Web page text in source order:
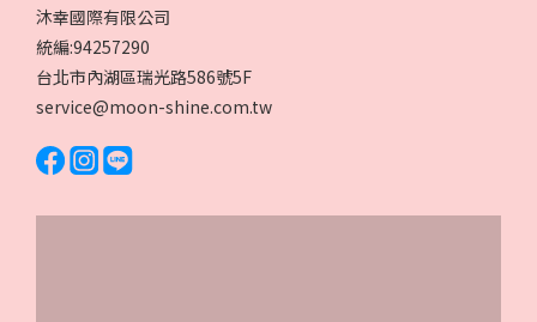
沐幸國際有限公司
統編:94257290
台北市內湖區瑞光路586號5F
service@moon-shine.com.tw